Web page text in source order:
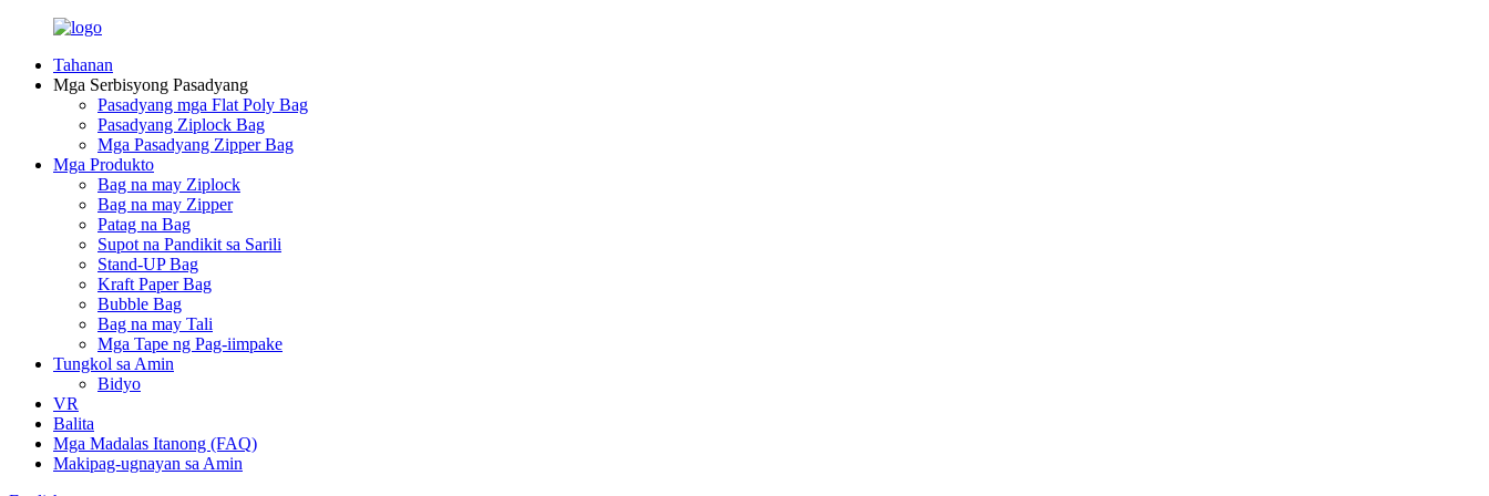
Tahanan
Mga Serbisyong Pasadyang
Pasadyang mga Flat Poly Bag
Pasadyang Ziplock Bag
Mga Pasadyang Zipper Bag
Mga Produkto
Bag na may Ziplock
Bag na may Zipper
Patag na Bag
Supot na Pandikit sa Sarili
Stand-UP Bag
Kraft Paper Bag
Bubble Bag
Bag na may Tali
Mga Tape ng Pag-iimpake
Tungkol sa Amin
Bidyo
VR
Balita
Mga Madalas Itanong (FAQ)
Makipag-ugnayan sa Amin